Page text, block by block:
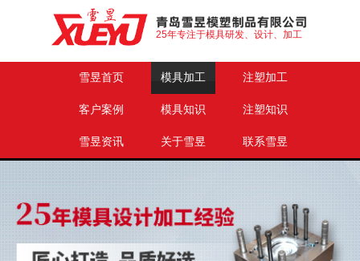
25年专注于模具研发、设计、加工
雪昱首页 模具加工 注塑加工
客户案例 模具知识 注塑知识
雪昱资讯 关于雪昱 联系雪昱